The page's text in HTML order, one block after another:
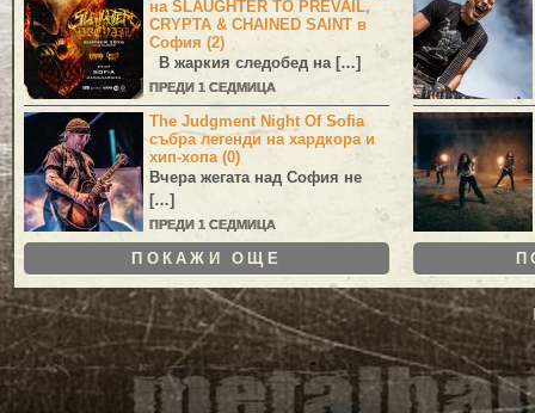
на SLAUGHTER TO PREVAIL,
CRYPTA & CHAINED SAINT в
София (2)
В жаркия следобед на […]
ПРЕДИ 1 СЕДМИЦА
The Judgment Night Of Sofia
събра легенди на хардкора и
хип-хопа (0)
Вчера жегата над София не
[…]
ПРЕДИ 1 СЕДМИЦА
ПОКАЖИ ОЩЕ